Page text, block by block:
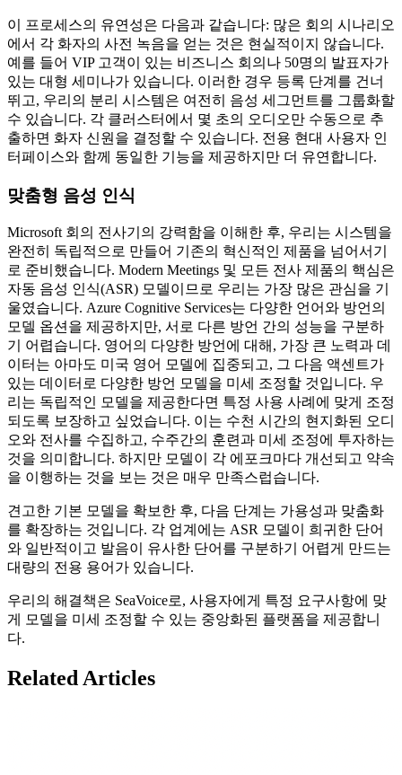
이 프로세스의 유연성은 다음과 같습니다: 많은 회의 시나리오
에서 각 화자의 사전 녹음을 얻는 것은 현실적이지 않습니다.
예를 들어 VIP 고객이 있는 비즈니스 회의나 50명의 발표자가
있는 대형 세미나가 있습니다. 이러한 경우 등록 단계를 건너
뛰고, 우리의 분리 시스템은 여전히 음성 세그먼트를 그룹화할
수 있습니다. 각 클러스터에서 몇 초의 오디오만 수동으로 추
출하면 화자 신원을 결정할 수 있습니다. 전용 현대 사용자 인
터페이스와 함께 동일한 기능을 제공하지만 더 유연합니다.
맞춤형 음성 인식
Microsoft 회의 전사기의 강력함을 이해한 후, 우리는 시스템을
완전히 독립적으로 만들어 기존의 혁신적인 제품을 넘어서기
로 준비했습니다. Modern Meetings 및 모든 전사 제품의 핵심은
자동 음성 인식(ASR) 모델이므로 우리는 가장 많은 관심을 기
울였습니다. Azure Cognitive Services는 다양한 언어와 방언의
모델 옵션을 제공하지만, 서로 다른 방언 간의 성능을 구분하
기 어렵습니다. 영어의 다양한 방언에 대해, 가장 큰 노력과 데
이터는 아마도 미국 영어 모델에 집중되고, 그 다음 액센트가
있는 데이터로 다양한 방언 모델을 미세 조정할 것입니다. 우
리는 독립적인 모델을 제공한다면 특정 사용 사례에 맞게 조정
되도록 보장하고 싶었습니다. 이는 수천 시간의 현지화된 오디
오와 전사를 수집하고, 수주간의 훈련과 미세 조정에 투자하는
것을 의미합니다. 하지만 모델이 각 에포크마다 개선되고 약속
을 이행하는 것을 보는 것은 매우 만족스럽습니다.
견고한 기본 모델을 확보한 후, 다음 단계는 가용성과 맞춤화
를 확장하는 것입니다. 각 업계에는 ASR 모델이 희귀한 단어
와 일반적이고 발음이 유사한 단어를 구분하기 어렵게 만드는
대량의 전용 용어가 있습니다.
우리의 해결책은 SeaVoice로, 사용자에게 특정 요구사항에 맞
게 모델을 미세 조정할 수 있는 중앙화된 플랫폼을 제공합니
다.
Related Articles